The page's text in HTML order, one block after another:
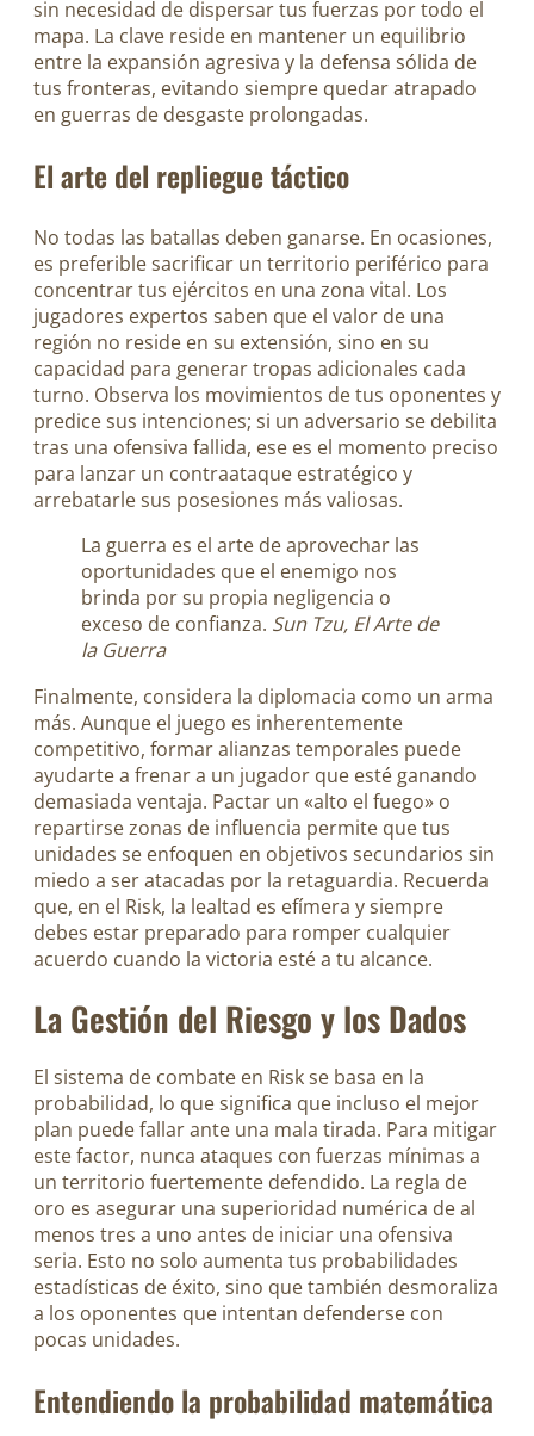
sin necesidad de dispersar tus fuerzas por todo el
mapa. La clave reside en mantener un equilibrio
entre la expansión agresiva y la defensa sólida de
tus fronteras, evitando siempre quedar atrapado
en guerras de desgaste prolongadas.
El arte del repliegue táctico
No todas las batallas deben ganarse. En ocasiones,
es preferible sacrificar un territorio periférico para
concentrar tus ejércitos en una zona vital. Los
jugadores expertos saben que el valor de una
región no reside en su extensión, sino en su
capacidad para generar tropas adicionales cada
turno. Observa los movimientos de tus oponentes y
predice sus intenciones; si un adversario se debilita
tras una ofensiva fallida, ese es el momento preciso
para lanzar un contraataque estratégico y
arrebatarle sus posesiones más valiosas.
La guerra es el arte de aprovechar las
oportunidades que el enemigo nos
brinda por su propia negligencia o
exceso de confianza. Sun Tzu, El Arte de
la Guerra
Finalmente, considera la diplomacia como un arma
más. Aunque el juego es inherentemente
competitivo, formar alianzas temporales puede
ayudarte a frenar a un jugador que esté ganando
demasiada ventaja. Pactar un «alto el fuego» o
repartirse zonas de influencia permite que tus
unidades se enfoquen en objetivos secundarios sin
miedo a ser atacadas por la retaguardia. Recuerda
que, en el Risk, la lealtad es efímera y siempre
debes estar preparado para romper cualquier
acuerdo cuando la victoria esté a tu alcance.
La Gestión del Riesgo y los Dados
El sistema de combate en Risk se basa en la
probabilidad, lo que significa que incluso el mejor
plan puede fallar ante una mala tirada. Para mitigar
este factor, nunca ataques con fuerzas mínimas a
un territorio fuertemente defendido. La regla de
oro es asegurar una superioridad numérica de al
menos tres a uno antes de iniciar una ofensiva
seria. Esto no solo aumenta tus probabilidades
estadísticas de éxito, sino que también desmoraliza
a los oponentes que intentan defenderse con
pocas unidades.
Entendiendo la probabilidad matemática